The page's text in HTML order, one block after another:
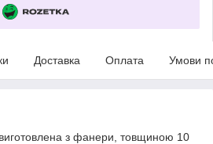
Доставка Оплата Умови
виготовлена з фанери, товщиною 10